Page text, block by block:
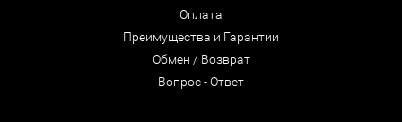
Оплата
Преимущества и Гарантии
Обмен / Возврат
Вопрос - Ответ